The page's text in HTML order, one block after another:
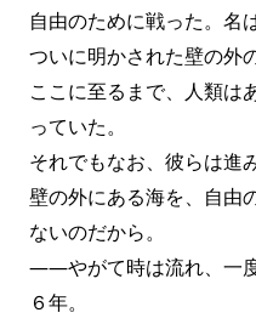
自由のために戦った。名
ついに明かされた壁の外
ここに至るまで、人類は
っていた。
それでもなお、彼らは進
壁の外にある海を、自由
ないのだから。
――やがて時は流れ、一
６年。